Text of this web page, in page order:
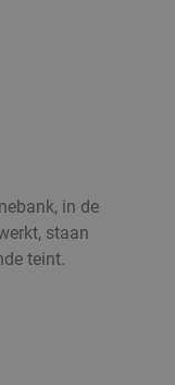
in de
staan
teint.